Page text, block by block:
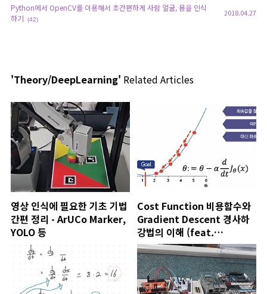
Python에서 OpenCV를 이용해서 초간편하게 사람 얼굴, 몸을 인식
하기
(42)
2018.04.27
'Theory/DeepLearning' Related Articles
영상 인식에 필요한 기초 기법
간편 정리 - ArUCo Marker,
YOLO 등
Cost Function 비용함수와
Gradient Descent 경사하
강법의 이해 (feat.
tensorflow
GradientTape)